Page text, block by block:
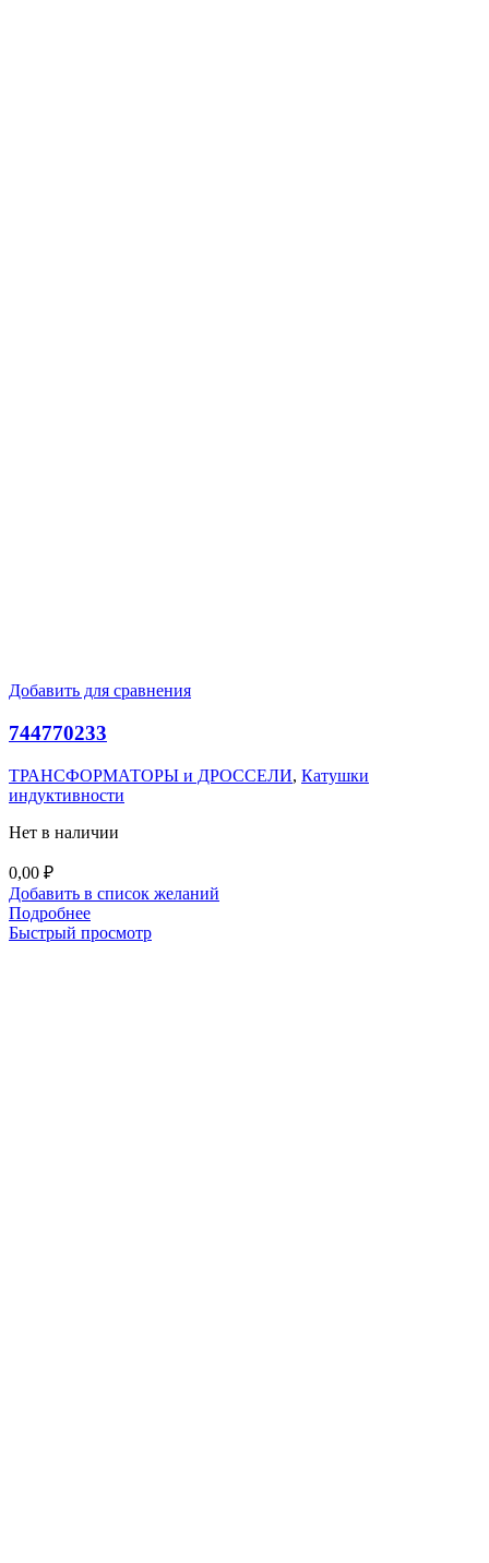
Добавить для сравнения
744770233
ТРАНСФОРМАТОРЫ и ДРОССЕЛИ, Катушки
индуктивности
Нет в наличии
0,00 ₽
Добавить в список желаний
Подробнее
Быстрый просмотр